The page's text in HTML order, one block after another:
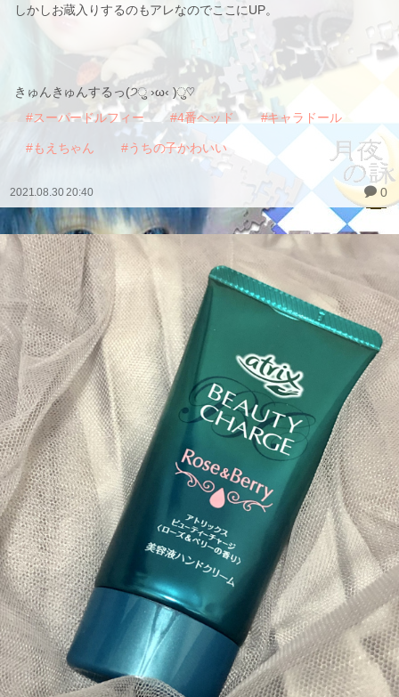
しかしお蔵入りするのもアレなのでここにUP。
きゅんきゅんするっ(੭ु ›ω‹ )ु♡
#スーパードルフィー
#4番ヘッド #キャラドール
#もえちゃん #うちの子かわいい
2021.08.30 20:40 0